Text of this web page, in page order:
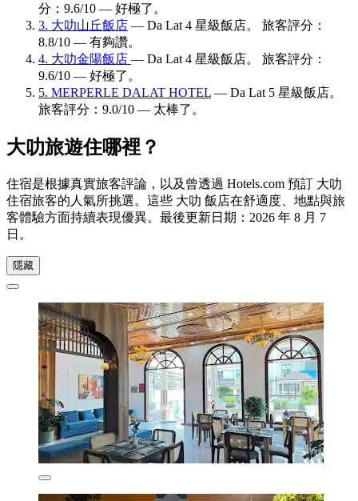
分：9.6/10 — 好極了。
3. 大叻山丘飯店 — Da Lat 4 星級飯店。 旅客評分：
8.8/10 — 有夠讚。
4. 大叻金陽飯店 — Da Lat 4 星級飯店。 旅客評分：
9.6/10 — 好極了。
5. MERPERLE DALAT HOTEL — Da Lat 5 星級飯店。
旅客評分：9.0/10 — 太棒了。
大叻旅遊住哪裡？
住宿是根據真實旅客評論，以及曾透過 Hotels.com 預訂 大叻
住宿旅客的人氣所挑選。這些 大叻 飯店在舒適度、地點與旅
客體驗方面持續表現優異。最後更新日期： 2026 年 8 月 7
日 。
隱藏